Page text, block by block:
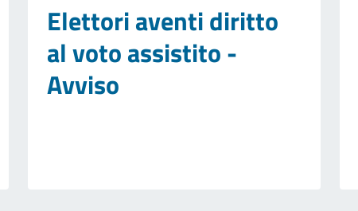
Elettori aventi diritto
al voto assistito -
Avviso